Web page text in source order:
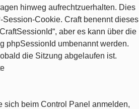
hinweg aufrechtzuerhalten. Dies
Cookie. Craft benennt dieses
aber es kann über die
phpSessionId umbenannt werden.
die Sitzung abgelaufen ist.
sich beim Control Panel anmelden,